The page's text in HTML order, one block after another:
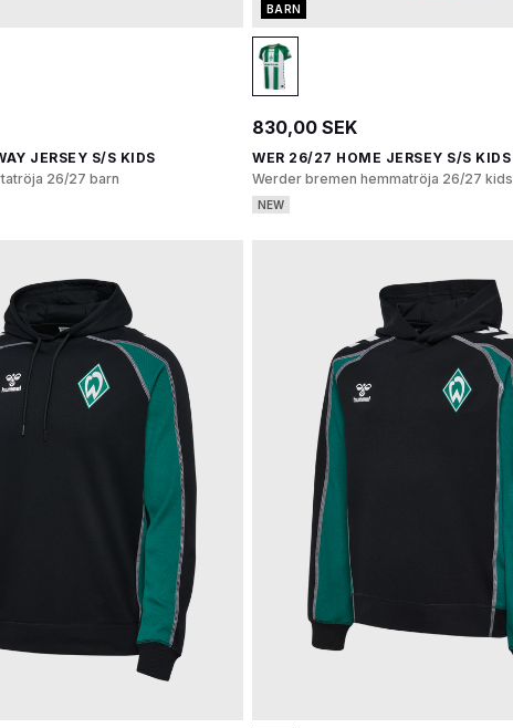
JERSEY S/S KIDS
26/27 barn
BARN
830,00 SEK
WER 26/27 HOME JERSEY S/S KIDS
Werder bremen hemmatröja 26/27 kids
NEW